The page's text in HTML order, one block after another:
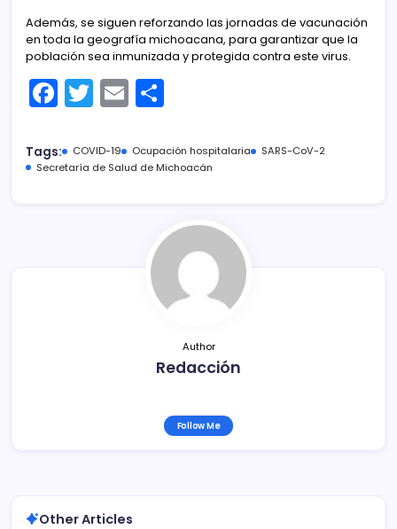
Además, se siguen reforzando las jornadas de vacunación
en toda la geografía michoacana, para garantizar que la
población sea inmunizada y protegida contra este virus.
F
a
c
e
T
w
itt
er
E
m
ai
l
m
p
tir
Tags: COVID-19 Ocupación hospitalaria
SARS-CoV-2
Secretaría de Salud de Michoacán
Author
Redacción
Follow Me
Other Articles